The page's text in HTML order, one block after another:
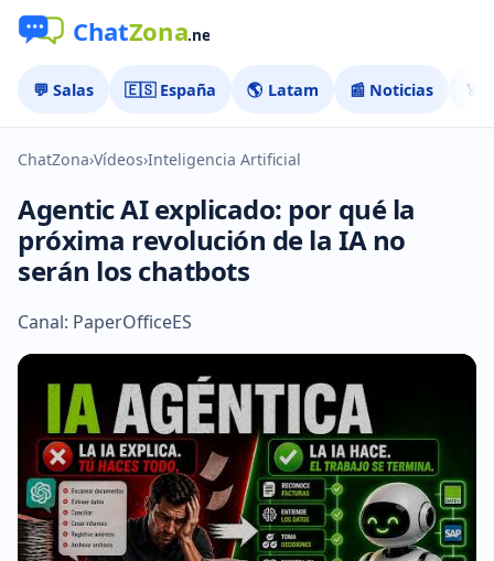
💬 Salas 🇪🇸 España 🌎 Latam 📰 Noticias 🏅
ChatZona›Vídeos›Inteligencia Artificial
Agentic AI explicado: por qué la
próxima revolución de la IA no
serán los chatbots
Canal: PaperOfficeES